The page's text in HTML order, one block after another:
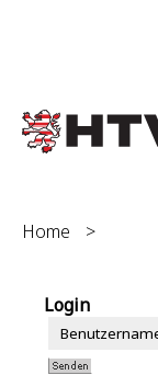
Home >
Login